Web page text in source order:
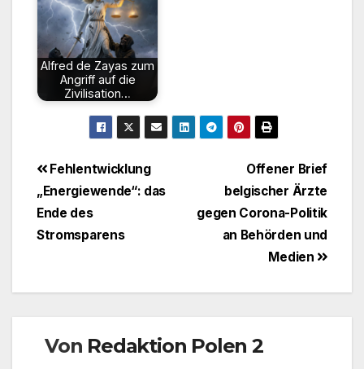
Alfred de Zayas zum
Angriff auf die
Zivilisation…
BeitragsnavigationOffener Brief
belgischer Ärzte
gegen Corona-Politik
an Behörden und
Medien
Fehlentwicklung
„Energiewende“: das
Ende des
Stromsparens
Von Redaktion Polen 2